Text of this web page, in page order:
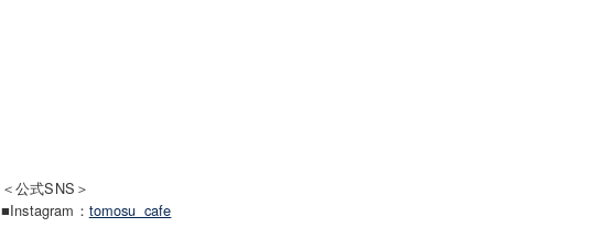
＜公式SNS＞
■Instagram： tomosu_cafe